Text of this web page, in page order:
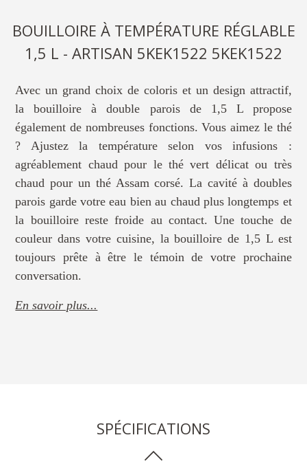
BOUILLOIRE À TEMPÉRATURE RÉGLABLE
1,5 L - ARTISAN 5KEK1522 5KEK1522
Avec un grand choix de coloris et un design attractif,
la bouilloire à double parois de 1,5 L propose
également de nombreuses fonctions. Vous aimez le thé
? Ajustez la température selon vos infusions :
agréablement chaud pour le thé vert délicat ou très
chaud pour un thé Assam corsé. La cavité à doubles
parois garde votre eau bien au chaud plus longtemps et
la bouilloire reste froide au contact. Une touche de
couleur dans votre cuisine, la bouilloire de 1,5 L est
toujours prête à être le témoin de votre prochaine
conversation.
En savoir plus...
SPÉCIFICATIONS